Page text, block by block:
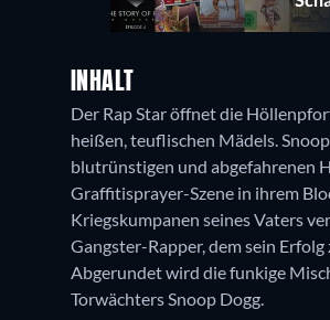
INHALT
Der Rap Star öffnet die
heißen, teuflischen Mädels.
blutrünstigen und abgefahrenen
Graffitisprayer-Szene in ihrem
Kriegskumpanen seines Vaters
Gangster-Rapper, dem sein
Abgerundet wird die funkige
Torwächters Snoop Dogg.